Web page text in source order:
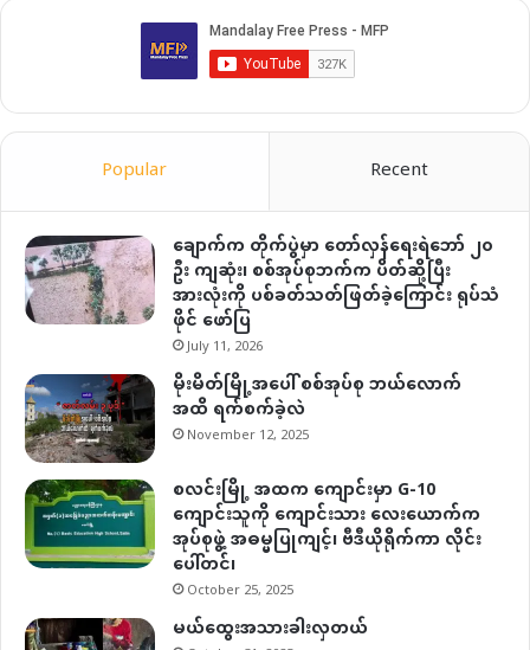
Popular Recent
ချောက်က တိုက်ပွဲမှာ တော်လှန်ရေးရဲဘော် ၂၀
ဦး ကျဆုံး၊ စစ်အုပ်စုဘက်က ပိတ်ဆို့ပြီး
အားလုံးကို ပစ်ခတ်သတ်ဖြတ်ခဲ့ကြောင်း ရုပ်သံ
ဖိုင် ဖော်ပြ
July 11, 2026
မိုးမိတ်မြို့အပေါ် စစ်အုပ်စု ဘယ်လောက်
အထိ ရက်စက်ခဲ့လဲ
November 12, 2025
စလင်းမြို့ အထက ကျောင်းမှာ G-10
ကျောင်းသူကို ကျောင်းသား လေးယောက်က
အုပ်စုဖွဲ့ အဓမ္မပြုကျင့်၊ ဗီဒီယိုရိုက်ကာ လိုင်း
ပေါ်တင်၊
October 25, 2025
မယ်ထွေးအသားခါးလှတယ်